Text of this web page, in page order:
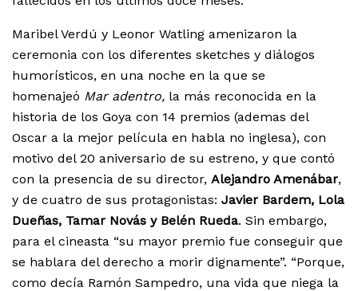
Maribel Verdú y Leonor Watling amenizaron la
ceremonia con los diferentes sketches y diálogos
humorísticos, en una noche en la que se
homenajeó Mar adentro, la más reconocida en la
historia de los Goya con 14 premios (ademas del
Oscar a la mejor película en habla no inglesa), con
motivo del 20 aniversario de su estreno, y que contó
con la presencia de su director, Alejandro Amenábar,
y de cuatro de sus protagonistas: Javier Bardem, Lola
Dueñas, Tamar Novás y Belén Rueda. Sin embargo,
para el cineasta “su mayor premio fue conseguir que
se hablara del derecho a morir dignamente”. “Porque,
como decía Ramón Sampedro, una vida que niega la